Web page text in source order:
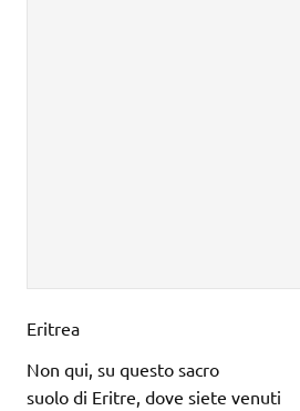
Eritrea
Non qui, su questo sacro
suolo di Eritre, dove siete venuti